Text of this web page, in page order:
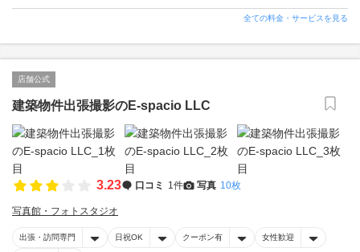
全ての料金・サービスを見る
店舗公式
建築物件出張撮影のE-spacio LLC
3.23 口コミ 1件 写真 10枚
写真館・フォトスタジオ
出張・訪問専門 日祝OK クーポン有 女性歓迎